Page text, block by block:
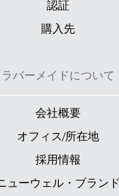
認証
購入先
ラバーメイドについて
会社概要
オフィス/所在地
採用情報
ューウェル・ブランド